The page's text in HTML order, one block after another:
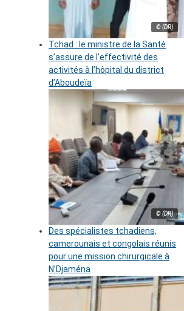
© (DR)
Tchad : le ministre de la Santé
s’assure de l’effectivité des
activités à l’hôpital du district
d’Aboudeïa
© (DR)
Des spécialistes tchadiens,
camerounais et congolais réunis
pour une mission chirurgicale à
N’Djaména